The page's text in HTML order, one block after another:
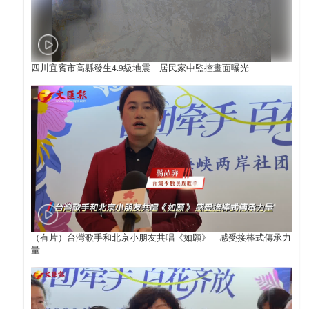
四川宜賓市高縣發生4.9級地震 居民家中監控畫面曝光
（有片）台灣歌手和北京小朋友共唱《如願》 感受接棒式傳承力
量